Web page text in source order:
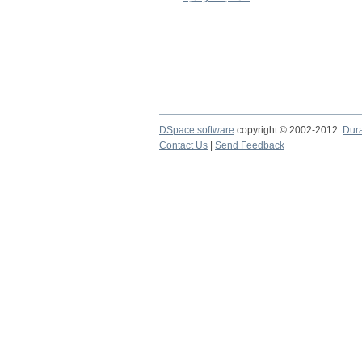
DSpace software copyright © 2002-2012
Contact Us
Send Feedback